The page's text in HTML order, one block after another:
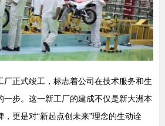
厂正式竣工，标志着公司在技术服务和生
一步。这一新工厂的建成不仅是新大洲本
更是对“新起点创未来”理念的生动诠